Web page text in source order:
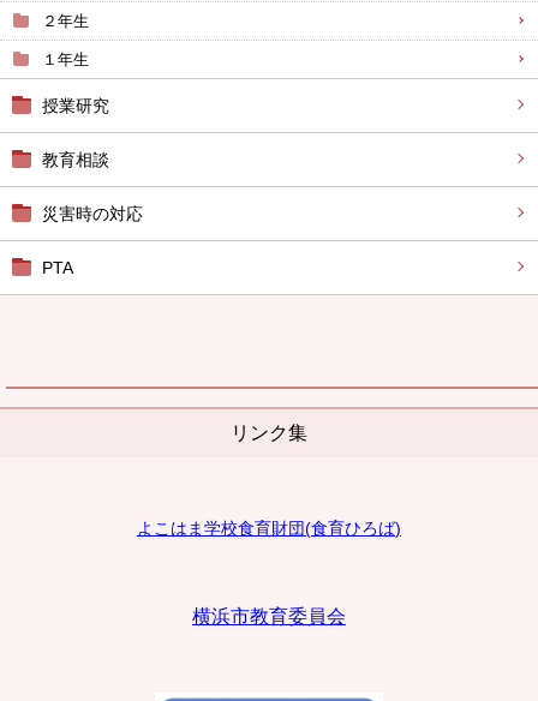
２年生
１年生
授業研究
教育相談
災害時の対応
PTA
リンク集
よこはま学校食育財団(食育ひろば)
横浜市教育委員会